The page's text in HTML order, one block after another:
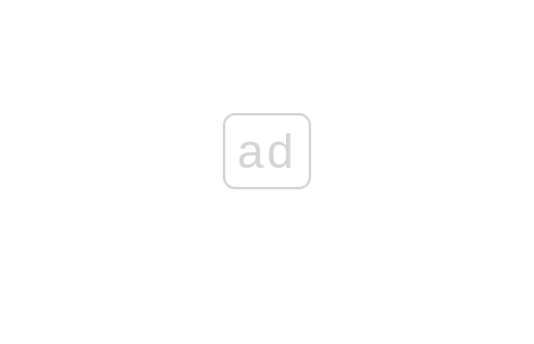
ad